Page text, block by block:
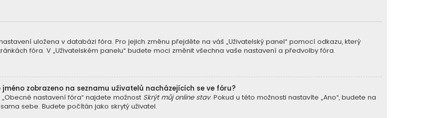
uložena v databázi fóra. Pro jejich změnu přejděte na váš „Uživatelský panel“ pomocí odkazu, který
fóra. V „Uživatelském panelu“ budete moci změnit všechna vaše nastavení a předvolby fóra.
zobrazeno na seznamu uživatelů nacházejících se ve fóru?
nastavení fóra“ najdete možnost Skrýt můj online stav. Pokud u této možnosti nastavíte „Ano“, budete na
sebe. Budete počítán jako skrytý uživatel.